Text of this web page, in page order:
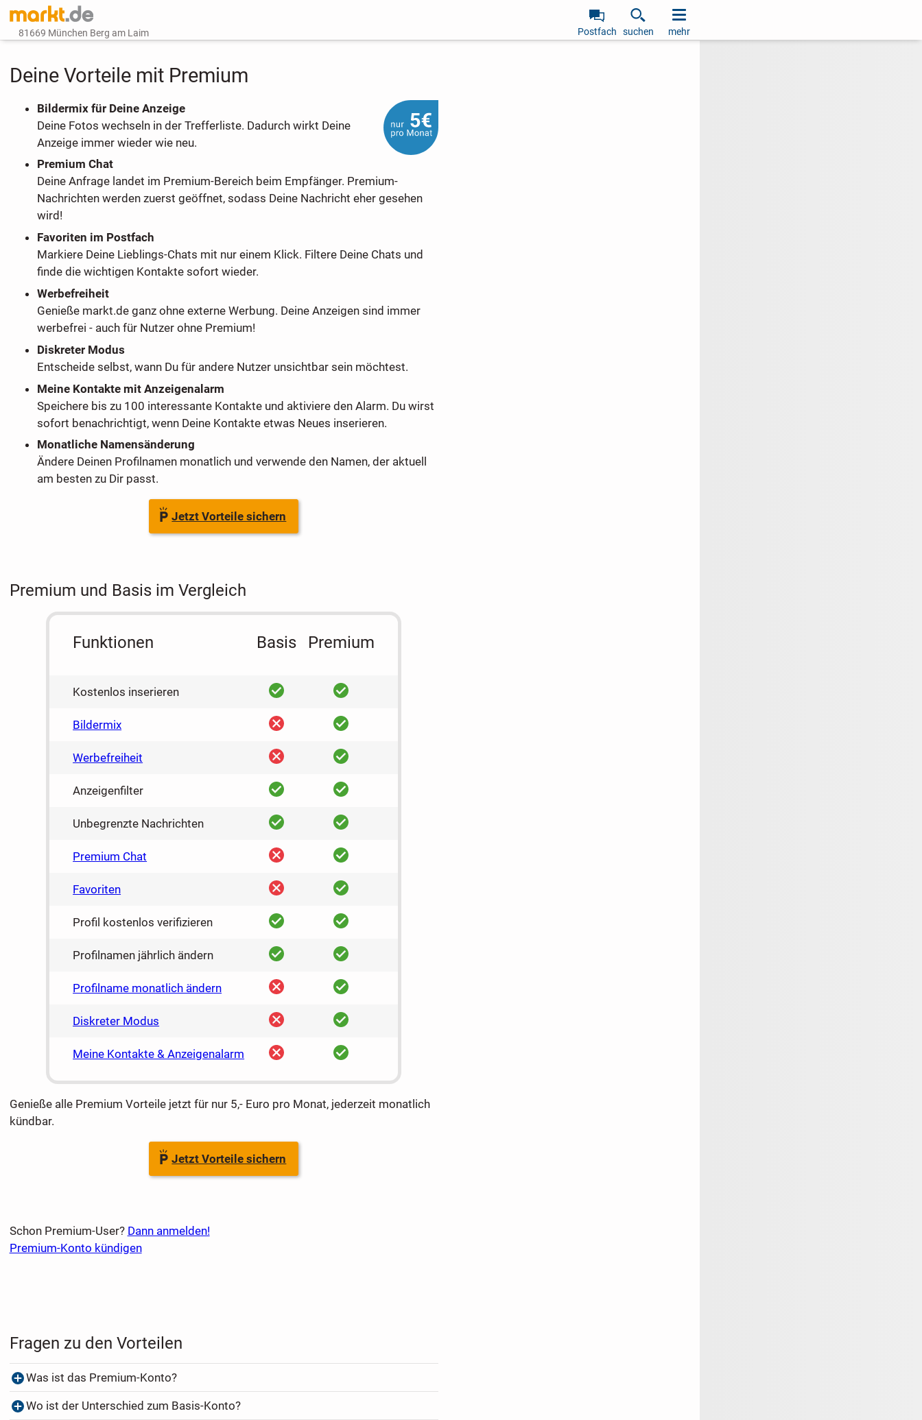
81669 München Berg am Laim Postfach suchen mehr
Deine Vorteile mit Premium
Bildermix für Deine Anzeige
Deine Fotos wechseln in der Trefferliste. Dadurch wirkt Deine
Anzeige immer wieder wie neu.
Premium Chat
Deine Anfrage landet im Premium-Bereich beim Empfänger. Premium-
Nachrichten werden zuerst geöffnet, sodass Deine Nachricht eher gesehen
wird!
Favoriten im Postfach
Markiere Deine Lieblings-Chats mit nur einem Klick. Filtere Deine Chats und
finde die wichtigen Kontakte sofort wieder.
Werbefreiheit
Genieße markt.de ganz ohne externe Werbung. Deine Anzeigen sind immer
werbefrei - auch für Nutzer ohne Premium!
Diskreter Modus
Entscheide selbst, wann Du für andere Nutzer unsichtbar sein möchtest.
Meine Kontakte mit Anzeigenalarm
Speichere bis zu 100 interessante Kontakte und aktiviere den Alarm. Du wirst
sofort benachrichtigt, wenn Deine Kontakte etwas Neues inserieren.
Monatliche Namensänderung
Ändere Deinen Profilnamen monatlich und verwende den Namen, der aktuell
am besten zu Dir passt.
Jetzt Vorteile sichern
Premium und Basis im Vergleich
Funktionen Basis Premium
Kostenlos inserieren ja ja
Bildermix nein ja
Werbefreiheit nein ja
Anzeigenfilter ja ja
Unbegrenzte Nachrichten ja ja
Premium Chat nein ja
Favoriten nein ja
Profil kostenlos verifizieren ja ja
Profilnamen jährlich ändern ja ja
Profilname monatlich ändern nein ja
Diskreter Modus nein ja
Meine Kontakte & Anzeigenalarm nein ja
Genieße alle Premium Vorteile jetzt für nur 5,- Euro pro Monat, jederzeit monatlich
kündbar.
Jetzt Vorteile sichern
Schon Premium-User? Dann anmelden!
Premium-Konto kündigen
Fragen zu den Vorteilen
Was ist das Premium-Konto?
Wo ist der Unterschied zum Basis-Konto?